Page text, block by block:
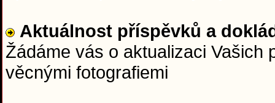
Aktuálnost příspěvků a
Žádáme vás o aktualizaci
věcnými fotografiemi